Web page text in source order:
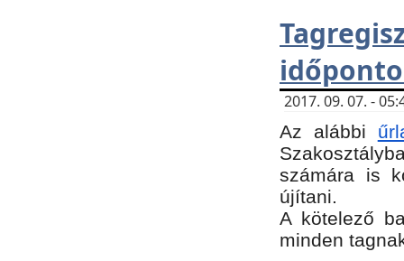
2017. 09. 07. -
Az alábbi
számára is
újítani.
​A kötelező
minden